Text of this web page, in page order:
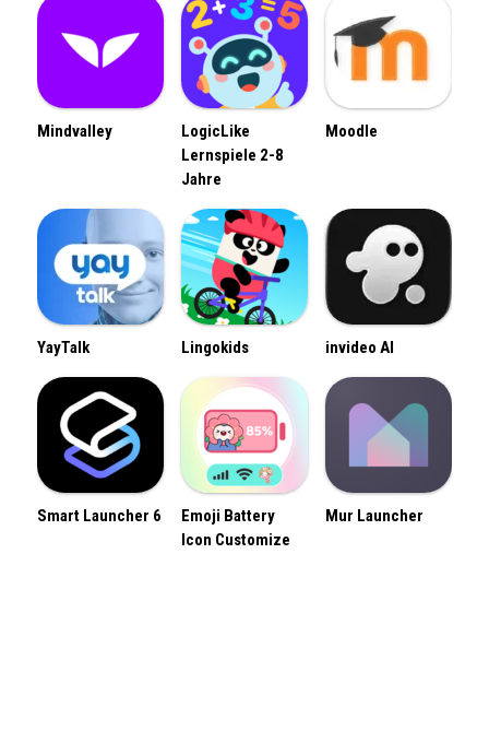
Mindvalley
LogicLike
Lernspiele 2-8
Jahre
Moodle
YayTalk Lingokids invideo AI
Smart Launcher 6
Emoji Battery
Icon Customize
Mur Launcher